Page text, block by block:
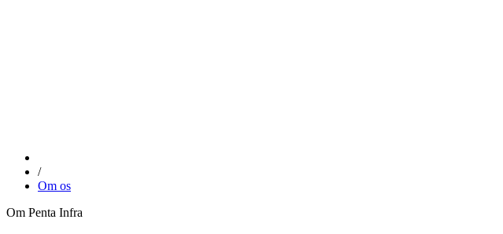
/
Om os
Om Penta Infra